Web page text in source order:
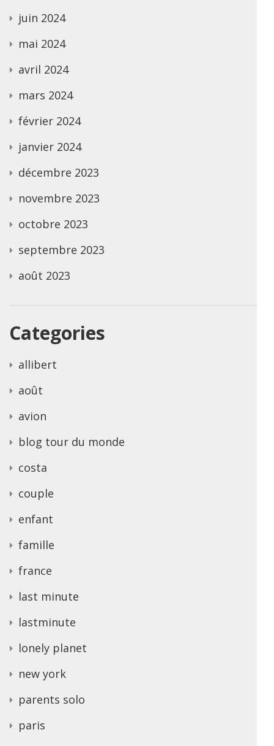
juin 2024
mai 2024
avril 2024
mars 2024
février 2024
janvier 2024
décembre 2023
novembre 2023
octobre 2023
septembre 2023
août 2023
Categories
allibert
août
avion
blog tour du monde
costa
couple
enfant
famille
france
last minute
lastminute
lonely planet
new york
parents solo
paris